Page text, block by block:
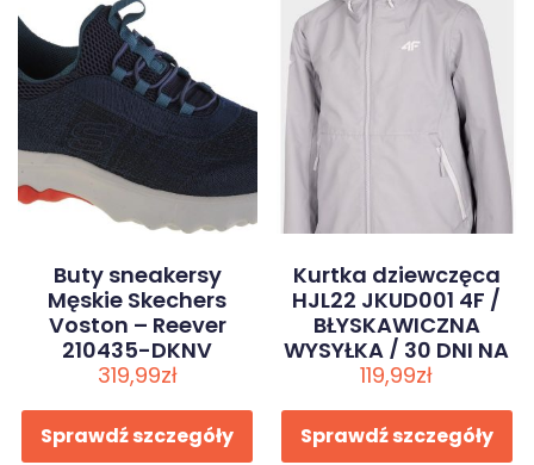
Buty sneakersy
Męskie Skechers
Voston – Reever
210435-DKNV
Rozmiar: 42
319,99zł
Sprawdź szczegóły
Kurtka dziewczęca
HJL22 JKUD001 4F /
BŁYSKAWICZNA
WYSYŁKA / 30 DNI NA
ZWROT
119,99zł
Sprawdź szczegóły